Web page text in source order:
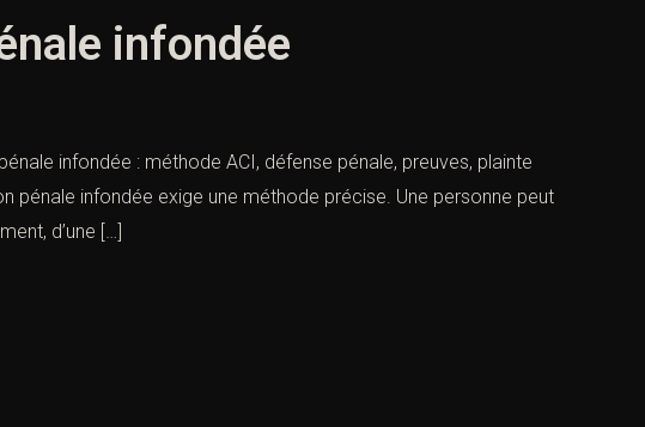
infondée
infondée : méthode ACI, défense pénale, preuves, plainte
pénale infondée exige une méthode précise. Une personne peut
d’une […]